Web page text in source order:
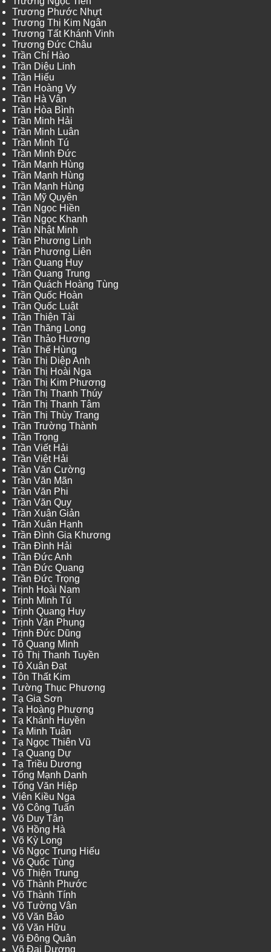
Trương Phước Nhựt
Trương Thị Kim Ngân
Trương Tất Khánh Vinh
Trương Đức Châu
Trần Chí Hào
Trần Diệu Linh
Trần Hiếu
Trần Hoàng Vy
Trần Hà Vân
Trần Hòa Bình
Trần Minh Hải
Trần Minh Luân
Trần Minh Tú
Trần Minh Đức
Trần Mạnh Hùng
Trần Mạnh Hùng
Trần Mạnh Hùng
Trần Mỹ Quyên
Trần Ngọc Hiền
Trần Ngọc Khanh
Trần Nhật Minh
Trần Phương Linh
Trần Phương Liên
Trần Quang Huy
Trần Quang Trung
Trần Quách Hoàng Tùng
Trần Quốc Hoàn
Trần Quốc Luật
Trần Thiện Tài
Trần Thăng Long
Trần Thảo Hương
Trần Thế Hùng
Trần Thị Diệp Anh
Trần Thị Hoài Nga
Trần Thị Kim Phương
Trần Thị Thanh Thúy
Trần Thị Thanh Tâm
Trần Thị Thùy Trang
Trần Trường Thành
Trần Trọng
Trần Viết Hải
Trần Việt Hải
Trần Văn Cường
Trần Văn Mãn
Trần Văn Phi
Trần Văn Quy
Trần Xuân Giản
Trần Xuân Hạnh
Trần Đình Gia Khương
Trần Đình Hải
Trần Đức Anh
Trần Đức Quang
Trần Đức Trọng
Trịnh Hoài Nam
Trịnh Minh Tú
Trịnh Quang Huy
Trịnh Văn Phụng
Trịnh Đức Dũng
Tô Quang Minh
Tô Thị Thanh Tuyền
Tô Xuân Đạt
Tôn Thất Kim
Tường Thục Phương
Tạ Gia Sơn
Tạ Hoàng Phương
Tạ Khánh Huyền
Tạ Minh Tuân
Tạ Ngọc Thiên Vũ
Tạ Quang Dự
Tạ Triều Dương
Tống Mạnh Danh
Tống Văn Hiệp
Viên Kiều Nga
Võ Công Tuấn
Võ Duy Tân
Võ Hồng Hà
Võ Kỳ Long
Võ Ngọc Trung Hiếu
Võ Quốc Tùng
Võ Thiện Trung
Võ Thành Phước
Võ Thành Tính
Võ Tường Vân
Võ Văn Bảo
Võ Văn Hữu
Võ Đông Quân
Võ Đại Dương